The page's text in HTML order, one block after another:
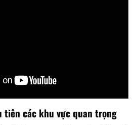
tiên các khu vực quan trọng